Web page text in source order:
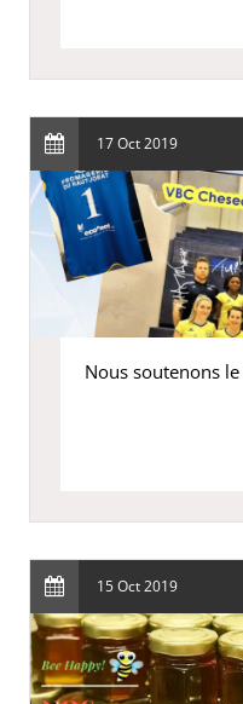
17 Oct 2019
Nous soutenons le
15 Oct 2019